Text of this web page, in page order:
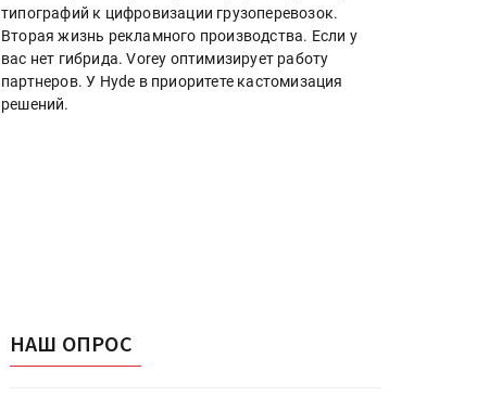
типографий к цифровизации грузоперевозок.
Вторая жизнь рекламного производства. Если у
вас нет гибрида. Vorey оптимизирует работу
партнеров. У Hyde в приоритете кастомизация
решений.
НАШ ОПРОС